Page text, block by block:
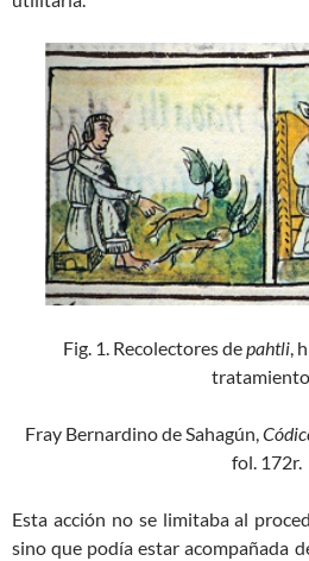
Fig. 1. Recolectores depahtli,
Fray Bernardino de Sahagún,
fol. 172r.
Esta acción no se limitaba al
sino que podía estar acompañada